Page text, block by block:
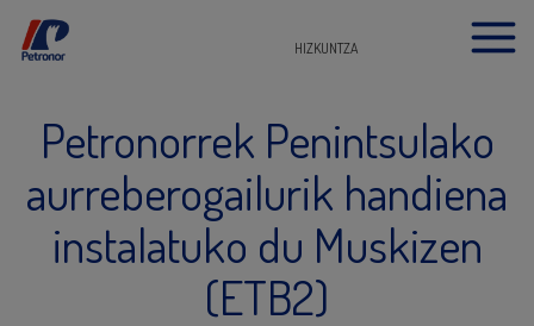
HIZKUNTZA
Petronorrek Penintsulako
aurreberogailurik handiena
instalatuko du Muskizen
(ETB2)